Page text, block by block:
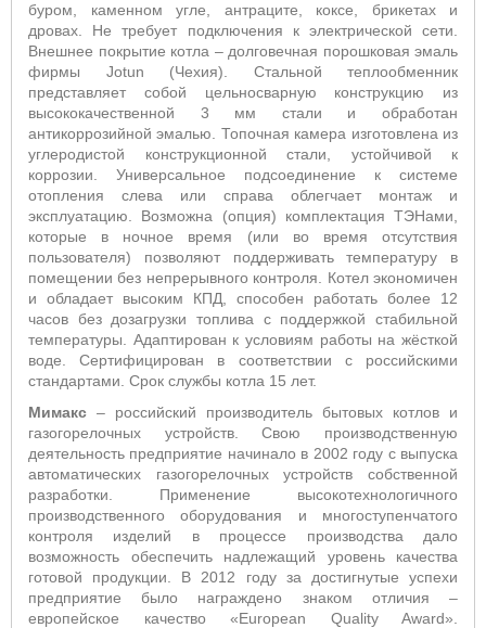
буром, каменном угле, антраците, коксе, брикетах и
дровах. Не требует подключения к электрической сети.
Внешнее покрытие котла – долговечная порошковая эмаль
фирмы Jotun (Чехия). Стальной теплообменник
представляет собой цельносварную конструкцию из
высококачественной 3 мм стали и обработан
антикоррозийной эмалью. Топочная камера изготовлена из
углеродистой конструкционной стали, устойчивой к
коррозии. Универсальное подсоединение к системе
отопления слева или справа облегчает монтаж и
эксплуатацию. Возможна (опция) комплектация ТЭНами,
которые в ночное время (или во время отсутствия
пользователя) позволяют поддерживать температуру в
помещении без непрерывного контроля. Котел экономичен
и обладает высоким КПД, способен работать более 12
часов без дозагрузки топлива с поддержкой стабильной
температуры. Адаптирован к условиям работы на жёсткой
воде. Сертифицирован в соответствии с российскими
стандартами. Срок службы котла 15 лет.
Мимакс – российский производитель бытовых котлов и
газогорелочных устройств. Свою производственную
деятельность предприятие начинало в 2002 году с выпуска
автоматических газогорелочных устройств собственной
разработки. Применение высокотехнологичного
производственного оборудования и многоступенчатого
контроля изделий в процессе производства дало
возможность обеспечить надлежащий уровень качества
готовой продукции. В 2012 году за достигнутые успехи
предприятие было награждено знаком отличия –
европейское качество «European Quality Award».